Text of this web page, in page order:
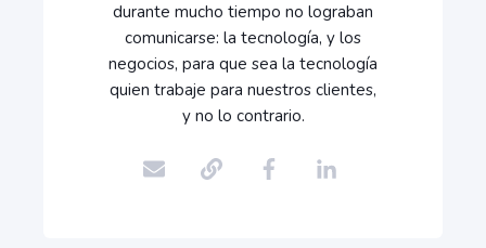
durante mucho tiempo no lograban
comunicarse: la tecnología, y los
negocios, para que sea la tecnología
quien trabaje para nuestros clientes,
y no lo contrario.